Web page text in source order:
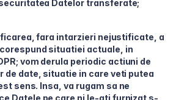
Datelor transferate;
fara intarzieri nejustificate, a
situatiei actuale, in
vom derula periodic actiuni de
de date, situatie in care veti putea
sens. Insa, va rugam sa ne
Datele pe care ni le-ati furnizat s-